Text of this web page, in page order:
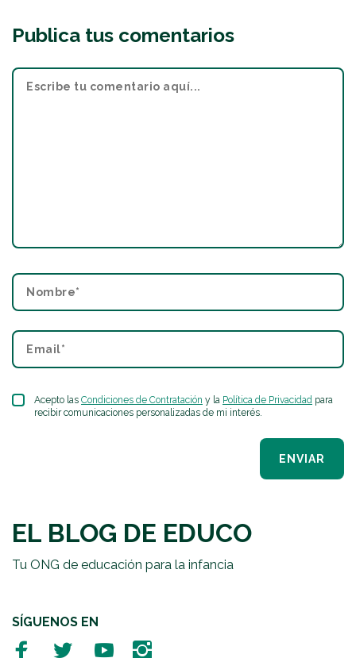
Publica tus comentarios
Acepto las Condiciones de Contratación y la Política de Privacidad para
recibir comunicaciones personalizadas de mi interés.
ENVIAR
EL BLOG DE EDUCO
Tu ONG de educación para la infancia
SÍGUENOS EN